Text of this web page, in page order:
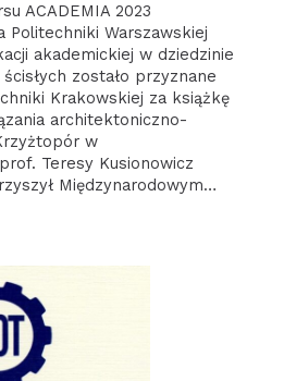
ACADEMIA 2023
Politechniki Warszawskiej
akademickiej w dziedzinie
zostało przyznane
Krakowskiej za książkę
architektoniczno-
w
Teresy Kusionowicz
Międzynarodowym…